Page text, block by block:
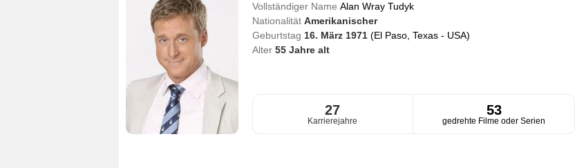
Vollständiger Name Alan Wray Tudyk
Nationalität Amerikanischer
Geburtstag 16. März 1971 (El Paso, Texas - USA)
Alter 55Jahre alt
27
Karrierejahre
53
gedrehte Filme oder Serien